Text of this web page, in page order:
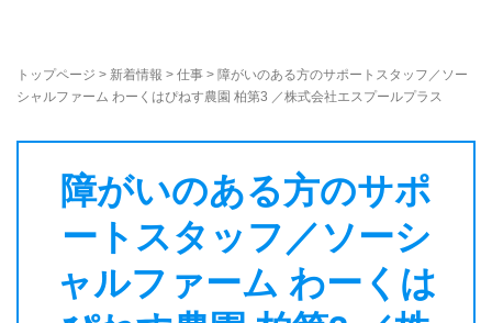
トップページ > 新着情報 > 仕事 > 障がいのある方のサポートスタッフ／ソー
シャルファーム わーくはぴねす農園 柏第3 ／株式会社エスプールプラス
障がいのある方のサポ
ートスタッフ／ソーシ
ャルファーム わーくは